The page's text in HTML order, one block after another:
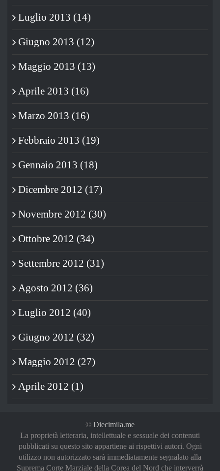
Luglio 2013 (14)
Giugno 2013 (12)
Maggio 2013 (13)
Aprile 2013 (16)
Marzo 2013 (16)
Febbraio 2013 (19)
Gennaio 2013 (18)
Dicembre 2012 (17)
Novembre 2012 (30)
Ottobre 2012 (34)
Settembre 2012 (31)
Agosto 2012 (36)
Luglio 2012 (40)
Giugno 2012 (32)
Maggio 2012 (27)
Aprile 2012 (1)
© Diecimila.me
La proprietà letteraria, intellettuale e sessuale dei contenuti
pubblicati su questo sito appartiene ai rispettivi autori. Ogni
utilizzo non autorizzato sarà immediatamente segnalato alla
Suprema Corte Marziale della Corea del Nord che interverrà